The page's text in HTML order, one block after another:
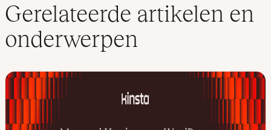
Gerelateerde artikelen en
onderwerpen